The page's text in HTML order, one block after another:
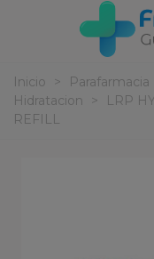
Inicio > Parafarmacia
Hidratacion
>
LRP
REFILL